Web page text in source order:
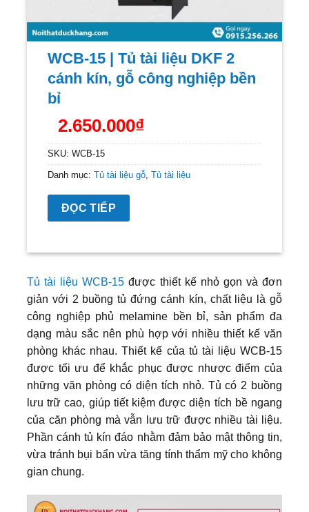
WCB-15 | Tủ tài liệu DKF 2
cánh kín, gỗ công nghiệp bền
bỉ
2.650.000₫
SKU: WCB-15
Danh mục: Tủ tài liệu gỗ Tủ tài liệu
ĐỌC TIẾP
Tủ tài liệu WCB-15 được thiết kế nhỏ gọn và đơn
giản với 2 buồng tủ đứng cánh kín, chất liệu là gỗ
công nghiệp phủ melamine bền bỉ, sản phẩm đa
dạng màu sắc nên phù hợp với nhiều thiết kế văn
phòng khác nhau. Thiết kế của tủ tài liệu WCB-15
được tối ưu để khắc phục được nhược điểm của
những văn phòng có diện tích nhỏ. Tủ có 2 buồng
lưu trữ cao, giúp tiết kiệm được diện tích bề ngang
của căn phòng mà vẫn lưu trữ được nhiều tài liệu.
Phần cánh tủ kín đáo nhằm đảm bảo mật thông tin,
vừa tránh bụi bẩn vừa tăng tính thẩm mỹ cho không
gian chung.